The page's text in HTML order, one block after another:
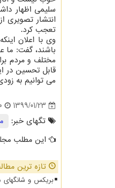
سلیمی اظهار
انتشار تصویری
تعجب كرد.
وی با اعلان
باشند، گفت: ما
مختلف و مردم
قابل تحسین در
می توانیم به
1399/01/23
تگهای خبر:
این مطلب
تازه ترین
بریکس و